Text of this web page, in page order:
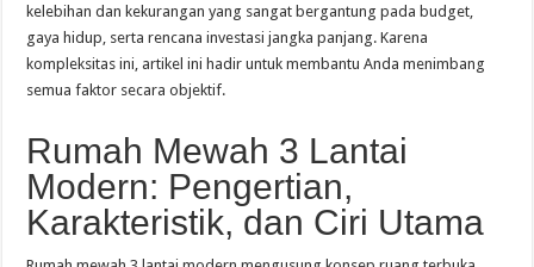
kelebihan dan kekurangan yang sangat bergantung pada budget,
gaya hidup, serta rencana investasi jangka panjang. Karena
kompleksitas ini, artikel ini hadir untuk membantu Anda menimbang
semua faktor secara objektif.
Rumah Mewah 3 Lantai
Modern: Pengertian,
Karakteristik, dan Ciri Utama